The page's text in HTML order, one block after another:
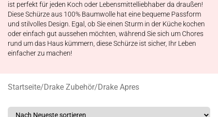
ist perfekt für jeden Koch oder Lebensmittelliebhaber da draußen!
Diese Schürze aus 100% Baumwolle hat eine bequeme Passform
und stilvolles Design. Egal, ob Sie einen Sturm in der Küche kochen
oder einfach gut aussehen möchten, während Sie sich um Chores
rund um das Haus kümmern, diese Schürze ist sicher, Ihr Leben
einfacher zu machen!
Startseite/Drake Zubehör/Drake Apres